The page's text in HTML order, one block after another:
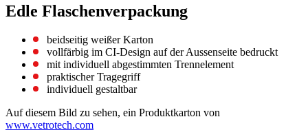
Edle Flaschenverpackung
beidseitig weißer Karton
vollfärbig im CI-Design auf der Aussenseite bedruckt
mit individuell abgestimmten Trennelement
praktischer Tragegriff
individuell gestaltbar
Auf diesem Bild zu sehen, ein Produktkarton von
www.vetrotech.com